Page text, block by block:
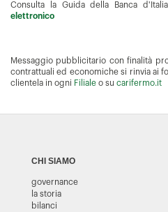
Consulta la Guida della Banca
elettronico
Messaggio pubblicitario con finalità
contrattuali ed economiche si rinvia ai
clientela in ogni Filiale o su carifermo.it
CHI SIAMO
governance
la storia
bilanci